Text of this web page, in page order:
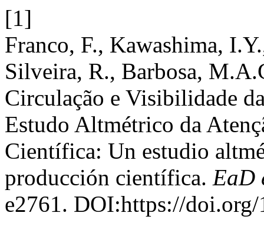
[1]
Franco, F., Kawashima,
Silveira, R., Barbosa,
Circulação e Visibilidade
Estudo Altmétrico da
Científica: Un estudio
producción científica. EaD
e2761. DOI:https://